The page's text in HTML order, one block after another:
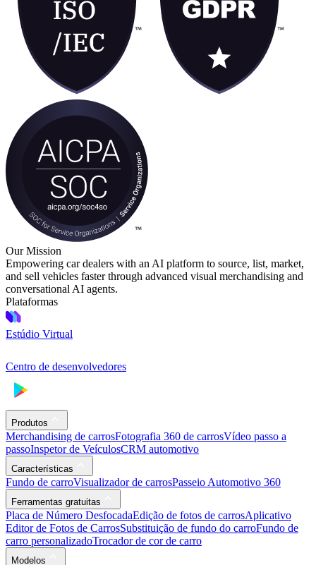
Our Mission
Empowering car dealers with an AI platform to source, list, market,
and sell vehicles faster through advanced visual merchandising and
conversational AI agents.
Plataformas
Estúdio Virtual
Centro de desenvolvedores
Produtos
Merchandising de carrosFotografia 360 de carrosVídeo passo a
passoInspetor de VeículosCRM automotivo
Características
Fundo de carroVisualizador de carrosPasseio Automotivo 360
Ferramentas gratuitas
Placa de Número DesfocadaEdição de fotos de carrosAplicativo
Editor de Fotos de CarrosSubstituição de fundo do carroFundo de
carro personalizadoTrocador de cor de carro
Modelos